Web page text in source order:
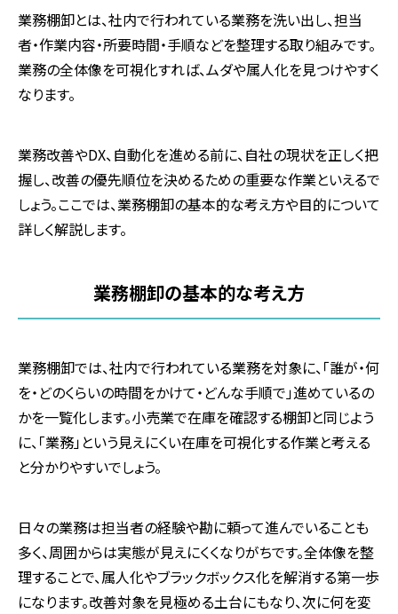
業務棚卸とは、社内で行われている業務を洗い出し、担当
者・作業内容・所要時間・手順などを整理する取り組みです。
業務の全体像を可視化すれば、ムダや属人化を見つけやすく
なります。
業務改善やDX、自動化を進める前に、自社の現状を正しく把
握し、改善の優先順位を決めるための重要な作業といえるで
しょう。ここでは、業務棚卸の基本的な考え方や目的について
詳しく解説します。
業務棚卸の基本的な考え方
業務棚卸では、社内で行われている業務を対象に、「誰が・何
を・どのくらいの時間をかけて・どんな手順で」進めているの
かを一覧化します。小売業で在庫を確認する棚卸と同じよう
に、「業務」という見えにくい在庫を可視化する作業と考える
と分かりやすいでしょう。
日々の業務は担当者の経験や勘に頼って進んでいることも
多く、周囲からは実態が見えにくくなりがちです。全体像を整
理することで、属人化やブラックボックス化を解消する第一歩
になります。改善対象を見極める土台にもなり、次に何を変